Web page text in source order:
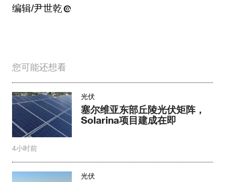
编辑/尹世乾
您可能还想看
光伏
塞尔维亚东部丘陵光伏矩阵，
Solarina项目建成在即
4小时前
光伏